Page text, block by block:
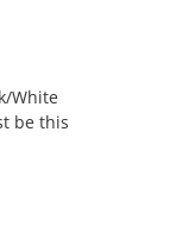
White
be this